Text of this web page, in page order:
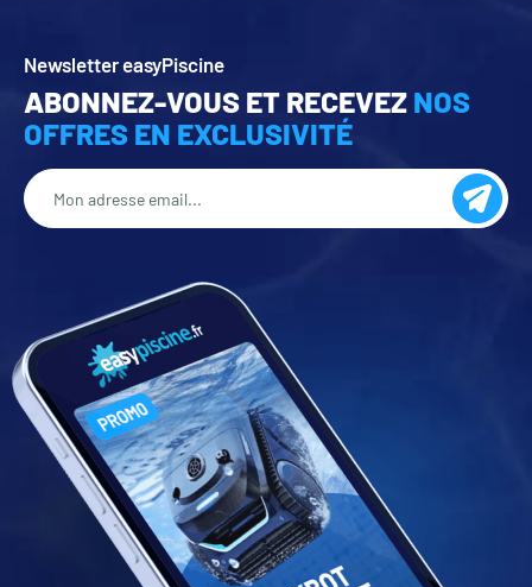
Newsletter easyPiscine
ABONNEZ-VOUS ET RECEVEZ NOS
OFFRES EN EXCLUSIVITÉ